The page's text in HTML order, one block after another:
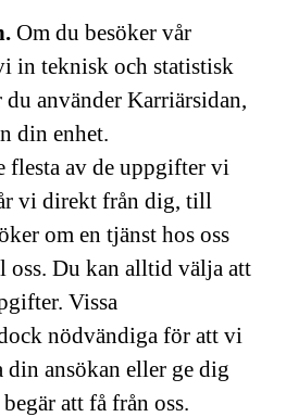
Om du besöker vår
in teknisk och statistisk
använder Karriärsidan,
din enhet.
flesta av de uppgifter vi
vi direkt från dig, till
om en tjänst hos oss
oss. Du kan alltid välja att
Vissa
nödvändiga för att vi
din ansökan eller ge dig
att få från oss.